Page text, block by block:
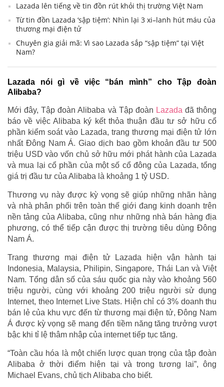
Lazada lên tiếng về tin đồn rút khỏi thị trường Việt Nam
Từ tin đồn Lazada ‘sập tiệm’: Nhìn lại 3 xi–lanh hút máu của
thương mại điện tử
Chuyên gia giải mã: Vì sao Lazada sắp “sập tiệm” tại Việt
Nam?
Lazada nói gì về việc “bán mình” cho Tập đoàn
Alibaba?
Mới đây, Tập đoàn Alibaba và Tập đoàn Lazada đã thông
báo về việc Alibaba ký kết thỏa thuận đầu tư sở hữu cổ
phần kiểm soát vào Lazada, trang thương mại điện tử lớn
nhất Đông Nam Á. Giao dịch bao gồm khoản đầu tư 500
triệu USD vào vốn chủ sở hữu mới phát hành của Lazada
và mua lại cổ phần của một số cổ đông của Lazada, tổng
giá trị đầu tư của Alibaba là khoảng 1 tỷ USD.
Thương vụ này được kỳ vọng sẽ giúp những nhãn hàng
và nhà phân phối trên toàn thế giới đang kinh doanh trên
nền tảng của Alibaba, cũng như những nhà bán hàng địa
phương, có thể tiếp cận được thị trường tiêu dùng Đông
Nam Á.
Trang thương mại điện tử Lazada hiện vận hành tại
Indonesia, Malaysia, Philipin, Singapore, Thái Lan và Việt
Nam. Tổng dân số của sáu quốc gia này vào khoảng 560
triệu người, cùng với khoảng 200 triệu người sử dụng
Internet, theo Internet Live Stats. Hiện chỉ có 3% doanh thu
bán lẻ của khu vực đến từ thương mại điện tử, Đông Nam
Á được kỳ vọng sẽ mang đến tiềm năng tăng trưởng vượt
bậc khi tỉ lệ thâm nhập của internet tiếp tục tăng.
“Toàn cầu hóa là một chiến lược quan trọng của tập đoàn
Alibaba ở thời điểm hiện tại và trong tương lai”, ông
Michael Evans, chủ tịch Alibaba cho biết.